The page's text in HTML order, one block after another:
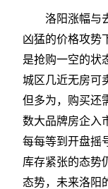
洛阳涨幅与
凶猛的价格攻势
是抢购一空的状
城区几近无房可
但多为，购买还
数大品牌房企入
每每等到开盘摇
库存紧张的态势
态势，未来洛阳